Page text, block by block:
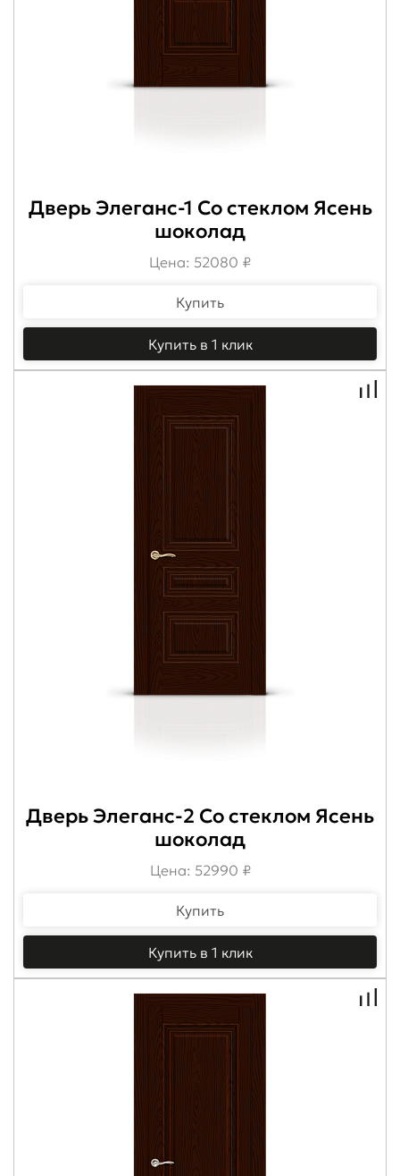
Дверь Элеганс-1 Со стеклом Ясень
шоколад
Цена: 52080 ₽
Купить
Купить в 1 клик
Дверь Элеганс-2 Со стеклом Ясень
шоколад
Цена: 52990 ₽
Купить
Купить в 1 клик